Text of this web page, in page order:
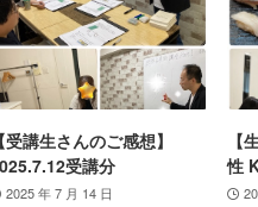
【受講生さんのご感想】
受講分
2025 年 7 月 14 日
【
性